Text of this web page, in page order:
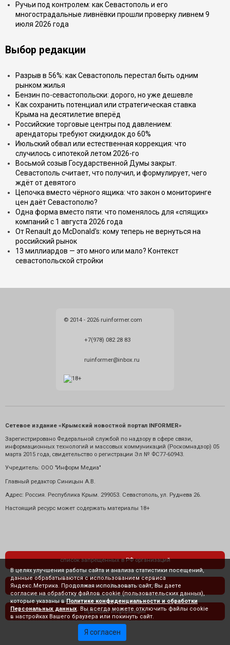
Ручьи под контролем: как Севастополь и его
многострадальные ливнёвки прошли проверку ливнем 9
июля 2026 года
Выбор редакции
Разрыв в 56%: как Севастополь перестал быть одним
рынком жилья
Бензин по-севастопольски: дорого, но уже дешевле
Как сохранить потенциал или стратегическая ставка
Крыма на десятилетие вперёд
Российские торговые центры под давлением:
арендаторы требуют скидкидок до 60%
Июльский обвал или естественная коррекция: что
случилось с ипотекой летом 2026-го
Восьмой созыв Государственной Думы закрыт.
Севастополь считает, что получил, и формулирует, чего
ждёт от девятого
Цепочка вместо чёрного ящика: что закон о мониторинге
цен даёт Севастополю?
Одна форма вместо пяти: что поменялось для «спящих»
компаний с 1 августа 2026 года
От Renault до McDonald's: кому теперь не вернуться на
российский рынок
13 миллиардов — это много или мало? Контекст
севастопольской стройки
© 2014 - 2026 ruinformer.com
+7(978) 082 28 83
ruinformer@inbox.ru
Сетевое издание «Крымский новостной портал INFORMER»
Зарегистрировано Федеральной службой по надзору в сфере связи,
информационных технологий и массовых коммуникаций (Роскомнадзор) 05
марта 2015 года, свидетельство о регистрации Эл № ФС77-60943.
Учредитель: ООО "Информ Медиа"
Главный редактор Синицын А.В.
Адрес: Россия. Республика Крым. 299053. Севастополь, ул. Руднева 26.
Настоящий ресурс может содержать материалы 18+
список запрещенных в РФ организаций
политика конфиденциальности
правовая информация
В целях улучшения работы сайта и анализа статистики посещений,
данные обрабатываются с использованием сервиса
Яндекс.Метрика. Продолжая использовать сайт, Вы даете
согласие на обработку файлов cookie (пользовательских данных),
которые указаны в Политике конфиденциальности и обработки
Персональных данных . Вы всегда можете отключить файлы cookie
в настройках Вашего браузера или покинуть сайт.
Я согласен